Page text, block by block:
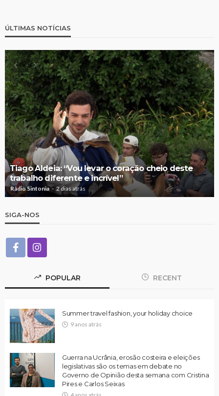
ÚLTIMAS NOTÍCIAS
Tiago Aldeia: “Vou levar o coração cheio deste
trabalho diferente e incrível”
Rádio Sintonia 2 dias atrás
SIGA-NOS
POPULAR RECENT
Summer travel fashion, your holiday choice
9 anos atrás
Guerra na Ucrânia, erosão costeira e eleições
legislativas são os temas em debate no
Governo de Opinião desta semana com Cristina
Pires e Carlos Seixas